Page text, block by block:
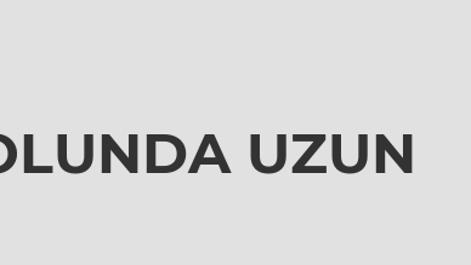
UZUN